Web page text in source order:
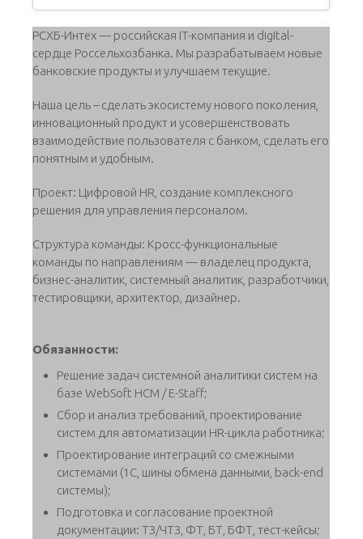
РСХБ-Интех — российская IT-компания и digital-
сердце Россельхозбанка. Мы разрабатываем новые
банковские продукты и улучшаем текущие.
Наша цель – сделать экосистему нового поколения,
инновационный продукт и усовершенствовать
взаимодействие пользователя с банком, сделать его
понятным и удобным.
Проект: Цифровой HR, создание комплексного
решения для управления персоналом.
Структура команды: Кросс-функциональные
команды по направлениям — владелец продукта,
бизнес-аналитик, системный аналитик, разработчики,
тестировщики, архитектор, дизайнер.
Обязанности:
Решение задач системной аналитики систем на
базе WebSoft HCM / E-Staff;
Сбор и анализ требований, проектирование
систем для автоматизации HR-цикла работника;
Проектирование интеграций со смежными
системами (1C, шины обмена данными, back-end
системы);
Подготовка и согласование проектной
документации: ТЗ/ЧТЗ, ФТ, БТ, БФТ, тест-кейсы;